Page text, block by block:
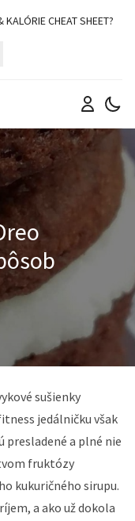
CHEAT SHEET?
sušienky
jedálničku však
presladené a plné nie
fruktózy
kukuričného sirupu.
a ako už dokola